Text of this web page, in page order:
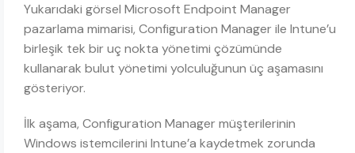
Yukarıdaki görsel Microsoft Endpoint Manager
pazarlama mimarisi, Configuration Manager ile Intune’u
birleşik tek bir uç nokta yönetimi çözümünde
kullanarak bulut yönetimi yolculuğunun üç aşamasını
gösteriyor.
İlk aşama, Configuration Manager müşterilerinin
Windows istemcilerini Intune’a kaydetmek zorunda